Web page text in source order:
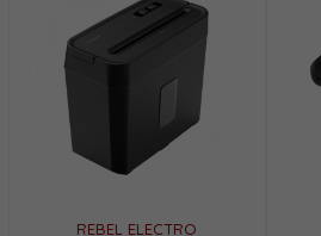
REBEL ELECTRO